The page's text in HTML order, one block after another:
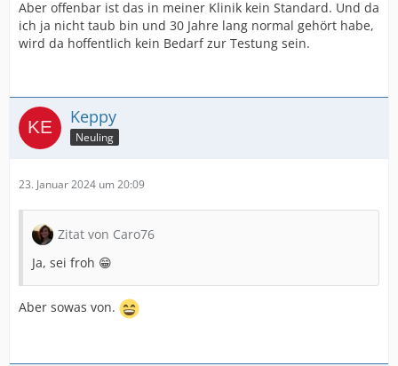
Aber offenbar ist das in meiner Klinik kein Standard. Und da
ich ja nicht taub bin und 30 Jahre lang normal gehört habe,
wird da hoffentlich kein Bedarf zur Testung sein.
Keppy
Neuling
23. Januar 2024 um 20:09
Zitat von Caro76
Ja, sei froh 😁
Aber sowas von.